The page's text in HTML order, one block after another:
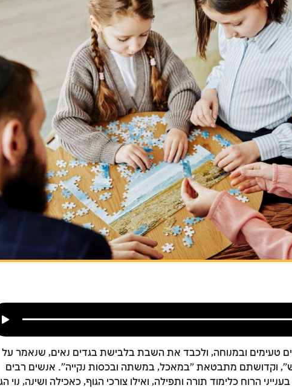
טעימים ובמנוחה, ולכבד את השבת בלבישת בגדים נאים, שנאמר על
וקדושתם מתבטאת "במאכל, במשתה ובכּסות נקייה". אנשים רבים
הרוח כלימוד תורה ותפילה, ואילו צורכי הגוף, כאכילה ושינה, נוי